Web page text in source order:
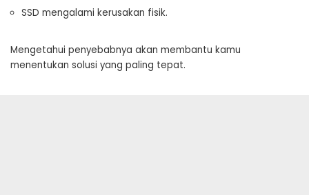
SSD mengalami kerusakan fisik.
Mengetahui penyebabnya akan membantu kamu
menentukan solusi yang paling tepat.